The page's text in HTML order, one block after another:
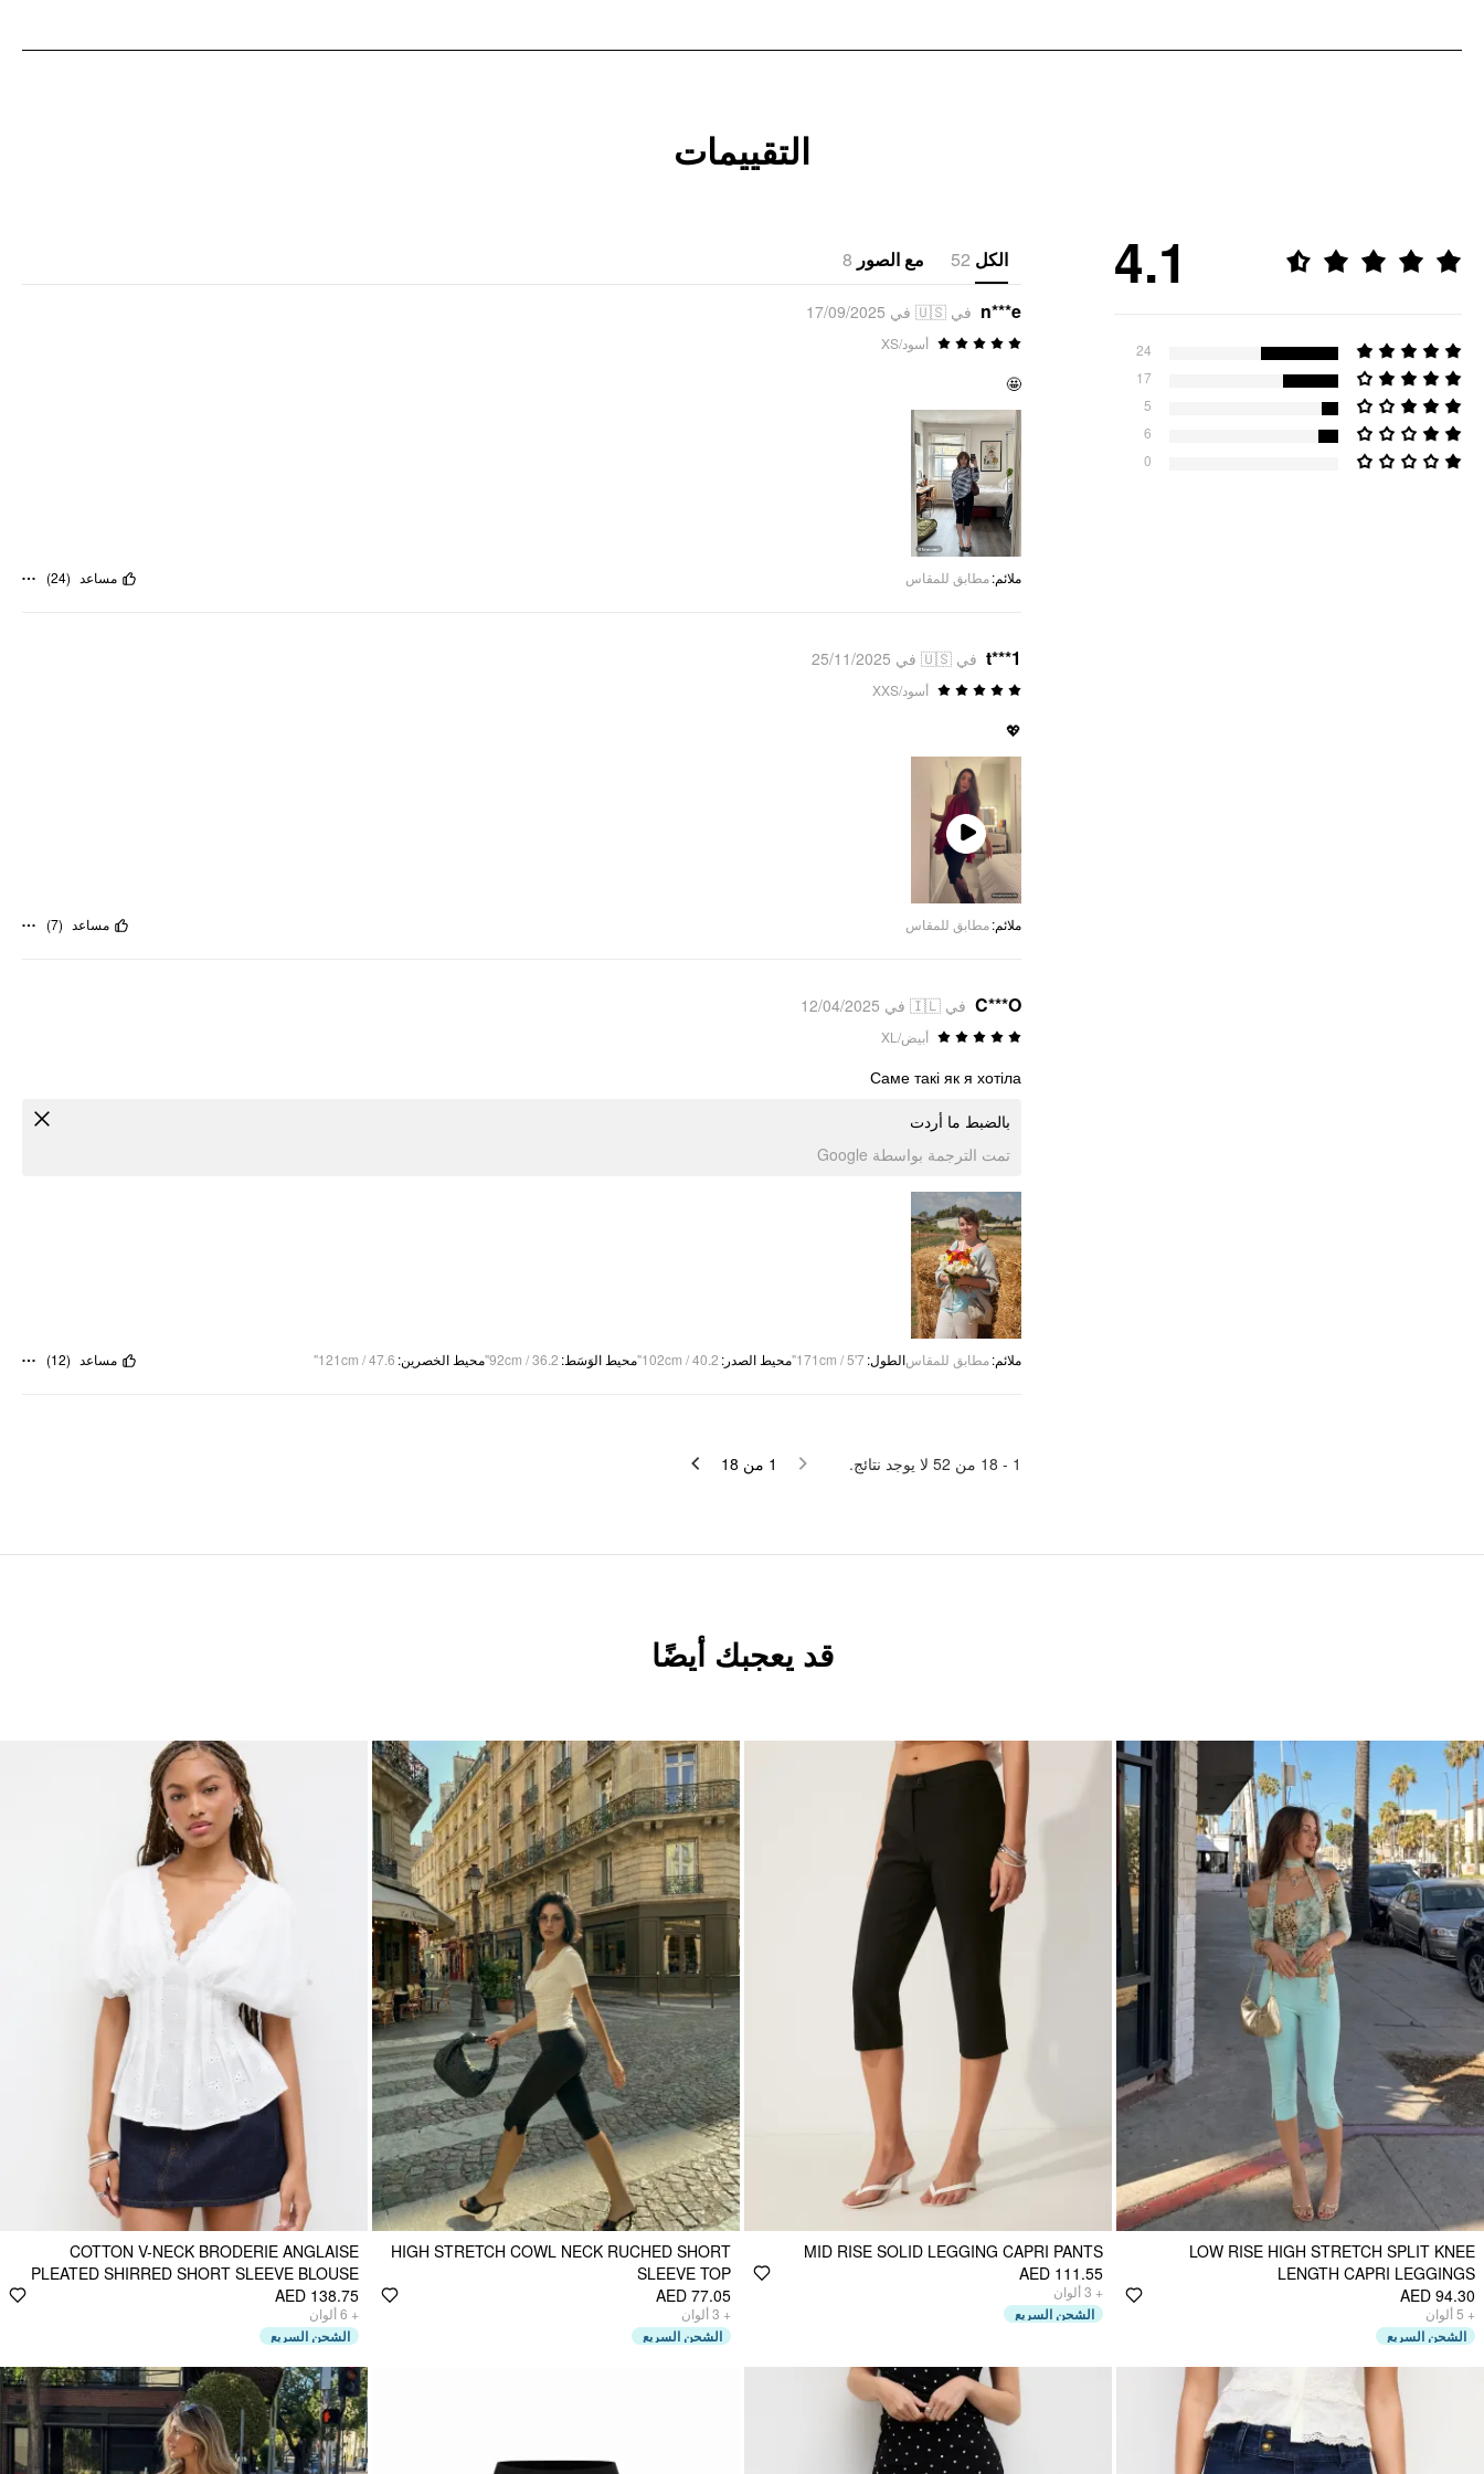
التقييمات
4.1
24
17
5
6
0
الكل 52 مع الصور 8
n***e في 🇺🇸 في 17/09/2025
أسود/XS
🤩
ملائم:مطابق للمقاس مساعد (
24
)
t***1 في 🇺🇸 في 25/11/2025
أسود/XXS
💖
Play
Video
ملائم:مطابق للمقاس مساعد (
7
)
C***O في 🇮🇱 في 12/04/2025
أبيض/XL
Саме такі як я хотіла
بالضبط ما أردت
تمت الترجمة بواسطة Google
ملائم:مطابق للمقاسالطول:
171cm / 5'7" محيط الصدر:
102cm / 40.2" محيط الوَسَط:
92cm / 36.2" محيط الخصرين:
121cm / 47.6" مساعد (
12
)
1 -
18 من 52 لا يوجد نتائج. 1 من 18
قد يعجبك أيضًا
LOW RISE HIGH STRETCH SPLIT KNEE
LENGTH CAPRI LEGGINGS
AED 94.30
+
5ألوان
الشحن السريع
MID RISE SOLID LEGGING CAPRI PANTS
AED 111.55
+
3ألوان
الشحن السريع
HIGH STRETCH COWL NECK RUCHED SHORT
SLEEVE TOP
AED 77.05
+
3ألوان
الشحن السريع
COTTON V-NECK BRODERIE ANGLAISE
PLEATED SHIRRED SHORT SLEEVE BLOUSE
AED 138.75
+
6ألوان
الشحن السريع